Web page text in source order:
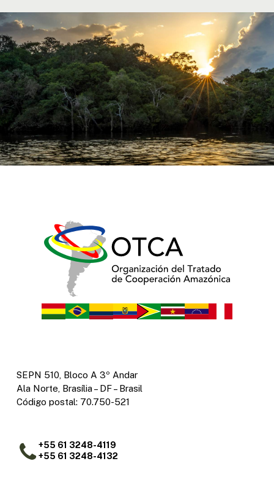
SEPN 510, Bloco A 3º Andar
Ala Norte, Brasília – DF – Brasil
Código postal: 70.750-521
+55 61 3248-4119
+55 61 3248-4132